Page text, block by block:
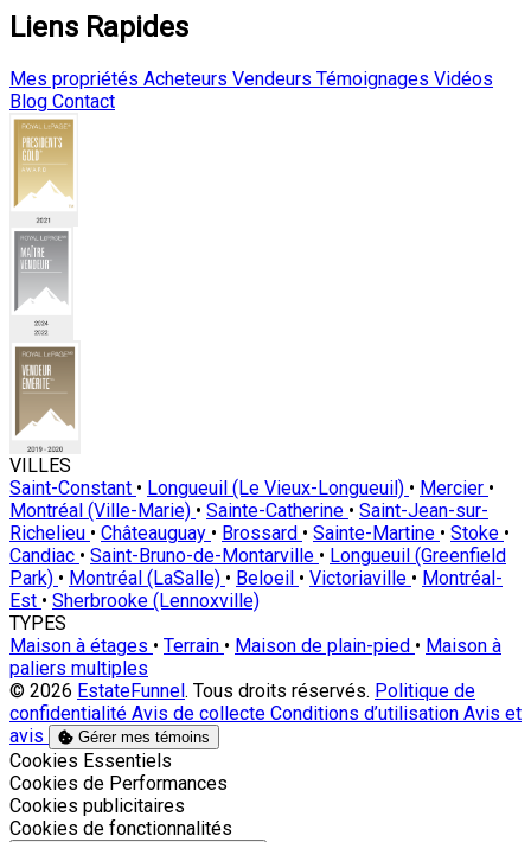
Liens Rapides
Mes propriétés Acheteurs Vendeurs Témoignages Vidéos
Blog Contact
VILLES
Saint-Constant • Longueuil (Le Vieux-Longueuil) • Mercier •
Montréal (Ville-Marie) • Sainte-Catherine • Saint-Jean-sur-
Richelieu • Châteauguay • Brossard • Sainte-Martine • Stoke •
Candiac • Saint-Bruno-de-Montarville • Longueuil (Greenfield
Park) • Montréal (LaSalle) • Beloeil • Victoriaville • Montréal-
Est • Sherbrooke (Lennoxville)
TYPES
Maison à étages • Terrain • Maison de plain-pied • Maison à
paliers multiples
© 2026 EstateFunnel . Tous droits réservés. Politique de
confidentialité Avis de collecte Conditions d’utilisation Avis et
avis
Gérer mes témoins
Activer
Cookies Essentiels
Activer
Cookies de Performances
Activer
Cookies publicitaires
Activer
Cookies de fonctionnalités